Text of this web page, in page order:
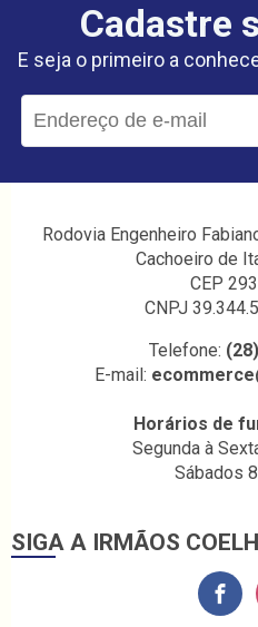
Cadastre
E seja o primeiro a
Rodovia Engenheiro
Cachoeiro de
CEP
CNPJ
Telefone:
E-mail:
Horários de
Segunda à
Sábados
SIGA A IRMÃOS